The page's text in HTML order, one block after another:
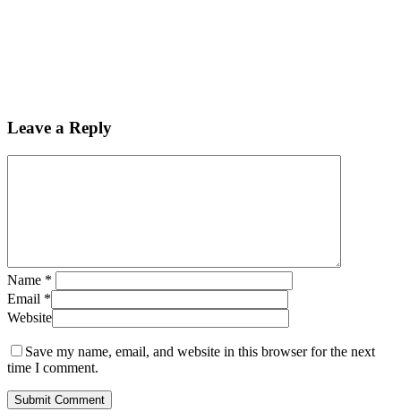
Leave a Reply
Name *
Email *
Website
Save my name, email, and website in this browser for the next
time I comment.